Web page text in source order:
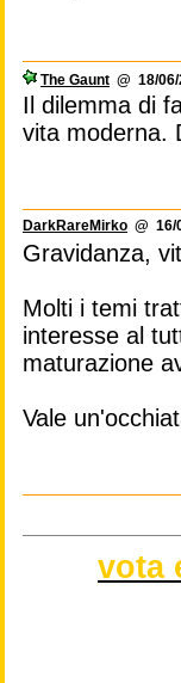
The Gaunt @ 18/
Il dilemma di
vita moderna.
DarkRareMirko @ 16/
Gravidanza,
Molti i temi
interesse al
maturazione
Vale
vota